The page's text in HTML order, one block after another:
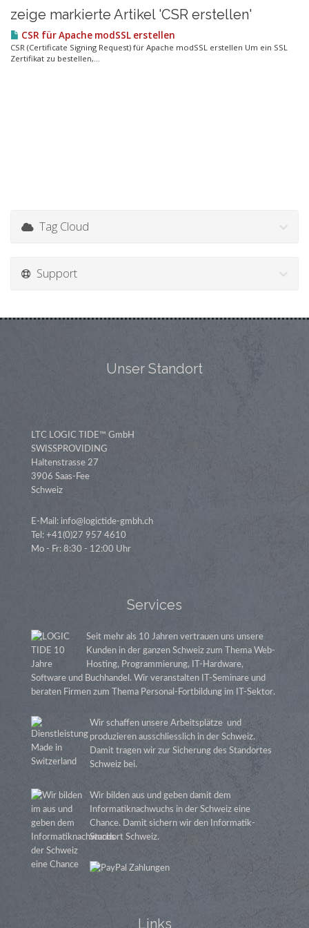
zeige markierte Artikel 'CSR erstellen'
CSR für Apache modSSL erstellen
CSR (Certificate Signing Request) für Apache modSSL erstellen Um ein SSL
Zertifikat zu bestellen,...
Tag Cloud
Support
Unser Standort
LTC LOGIC TIDE™ GmbH
SWISSPROVIDING
Haltenstrasse 27
3906 Saas-Fee
Schweiz
E-Mail: info@logictide-gmbh.ch
Tel: +41(0)27 957 4610
Mo - Fr: 8:30 - 12:00 Uhr
Services
Seit mehr als 10 Jahren vertrauen uns unsere
Kunden in der ganzen Schweiz zum Thema Web-
Hosting, Programmierung, IT-Hardware,
Software und Buchhandel. Wir veranstalten IT-Seminare und
beraten Firmen zum Thema Personal-Fortbildung im IT-Sektor.
Wir schaffen unsere Arbeitsplätze und
produzieren ausschliesslich in der Schweiz.
Damit tragen wir zur Sicherung des Standortes
Schweiz bei.
Wir bilden aus und geben damit dem
Informatiknachwuchs in der Schweiz eine
Chance. Damit sichern wir den Informatik-
Standort Schweiz.
Links